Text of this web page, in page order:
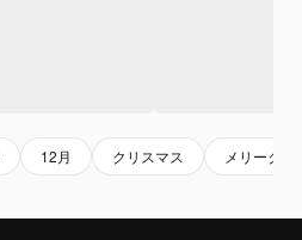
12月 クリスマス メリークリ